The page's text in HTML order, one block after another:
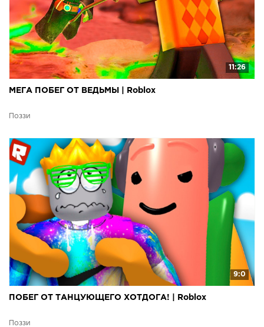
11:26
МЕГА ПОБЕГ ОТ ВЕДЬМЫ | Roblox
Поззи
9:0
ПОБЕГ ОТ ТАНЦУЮЩЕГО ХОТДОГА! | Roblox
Поззи